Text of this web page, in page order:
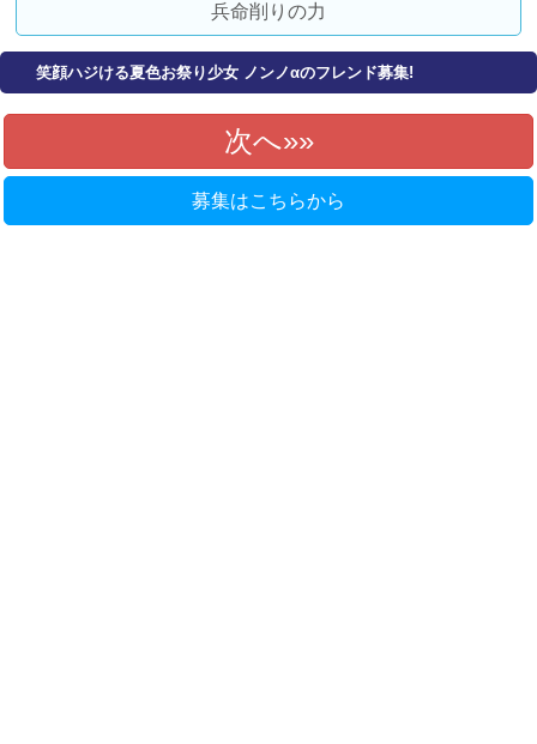
兵命削りの力
笑顔ハジける夏色お祭り少女 ノンノαのフレンド募集!
次へ»
募集はこちらから